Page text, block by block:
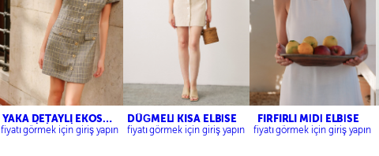
YAKA DETAYLI EKOSE
MİNİ ELBİSE
fiyatı görmek için giriş yapın
DÜĞMELİ KISA ELBİSE
fiyatı görmek için giriş yapın
FIRFIRLI MİDİ ELBİSE
fiyatı görmek için giriş yapın